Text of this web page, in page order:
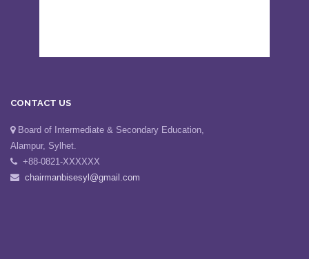
Board of Intermediate & Secondary Education,
Alampur, Sylhet.
+88-0821-XXXXXX